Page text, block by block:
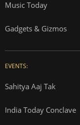
Music Today
Gadgets & Gizmos
EVENTS:
Sahitya Aaj Tak
India Today Conclave